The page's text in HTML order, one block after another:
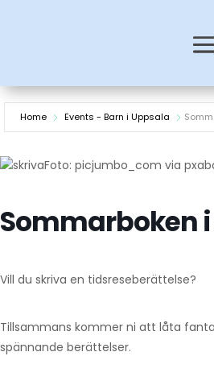
Home Events - Barn i Uppsala
Foto: picjumbo_com via
Sommarboken
Vill du skriva en tidsreseberättelse?
Tillsammans kommer ni att låta
spännande berättelser.